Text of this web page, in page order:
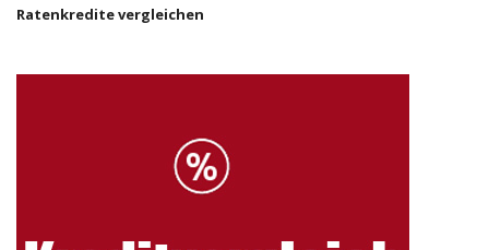
Ratenkredite vergleichen